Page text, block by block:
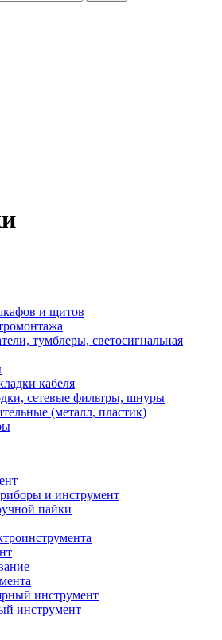
и щитов
тумблеры, светосигнальная
кабеля
сетевые фильтры, шнуры
(металл, пластик)
и инструмент
пайки
инструмент
инструмент